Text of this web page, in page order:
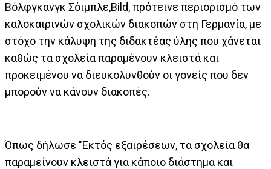
Βόλφγκανγκ Σόιμπλε,Bild, πρότεινε περιορισμό των
καλοκαιρινών σχολικών διακοπών στη Γερμανία, με
στόχο την κάλυψη της διδακτέας ύλης που χάνεται
καθώς τα σχολεία παραμένουν κλειστά και
προκειμένου να διευκολυνθούν οι γονείς που δεν
μπορούν να κάνουν διακοπές.
Όπως δήλωσε "Εκτός εξαιρέσεων, τα σχολεία θα
παραμείνουν κλειστά για κάποιο διάστημα και